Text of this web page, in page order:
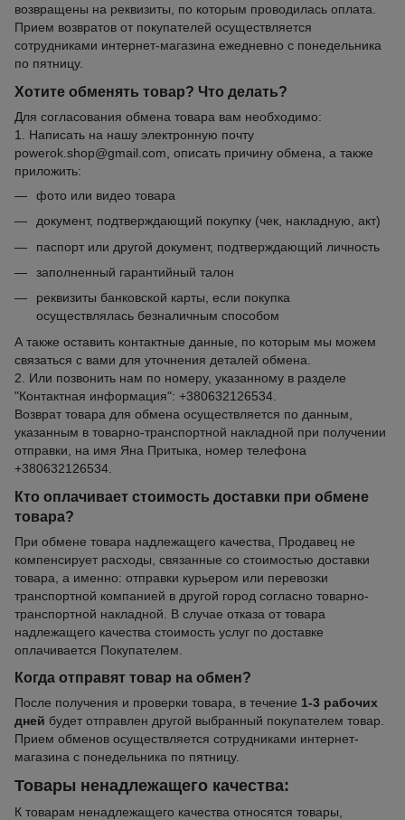
возвращены на реквизиты, по которым проводилась оплата.
Прием возвратов от покупателей осуществляется
сотрудниками интернет-магазина ежедневно с понедельника
по пятницу.
Хотите обменять товар? Что делать?
Для согласования обмена товара вам необходимо:
1. Написать на нашу электронную почту
powerok.shop@gmail.com, описать причину обмена, а также
приложить:
фото или видео товара
документ, подтверждающий покупку (чек, накладную, акт)
паспорт или другой документ, подтверждающий личность
заполненный гарантийный талон
реквизиты банковской карты, если покупка
осуществлялась безналичным способом
А также оставить контактные данные, по которым мы можем
связаться с вами для уточнения деталей обмена.
2. Или позвонить нам по номеру, указанному в разделе
"Контактная информация": +380632126534.
Возврат товара для обмена осуществляется по данным,
указанным в товарно-транспортной накладной при получении
отправки, на имя Яна Притыка, номер телефона
+380632126534.
Кто оплачивает стоимость доставки при обмене
товара?
При обмене товара надлежащего качества, Продавец не
компенсирует расходы, связанные со стоимостью доставки
товара, а именно: отправки курьером или перевозки
транспортной компанией в другой город согласно товарно-
транспортной накладной. В случае отказа от товара
надлежащего качества стоимость услуг по доставке
оплачивается Покупателем.
Когда отправят товар на обмен?
После получения и проверки товара, в течение 1-3 рабочих
дней будет отправлен другой выбранный покупателем товар.
Прием обменов осуществляется сотрудниками интернет-
магазина с понедельника по пятницу.
Товары ненадлежащего качества:
К товарам ненадлежащего качества относятся товары,